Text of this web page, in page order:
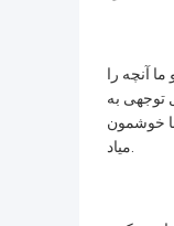
آنچه را
توجهی به
خوشمون
میاد.